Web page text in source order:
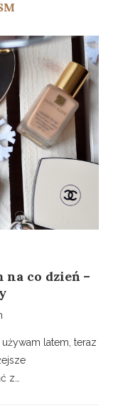
co dzień –
latem, teraz
z…